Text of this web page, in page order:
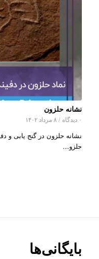
نشانه حلزون
۰ دیدگاه / ۸ مرداد ۱۴۰۲
نشانه حلزون در گنج یابی و
حلزو…
بایگانی‌ها